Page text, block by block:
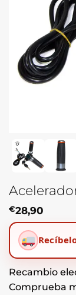
€28,90
Recambio
Comprueba